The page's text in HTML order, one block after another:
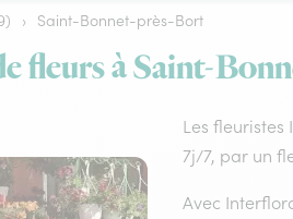
› Saint-Bonnet-près-Bort
fleurs à Saint-
Les
7j/7, par un
Avec